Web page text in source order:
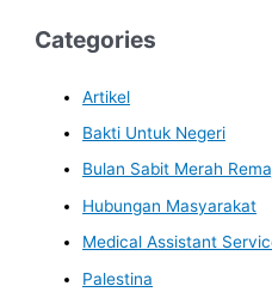
Categories
Artikel
Bakti Untuk Negeri
Bulan Sabit Merah
Hubungan Masyarakat
Medical Assistant
Palestina